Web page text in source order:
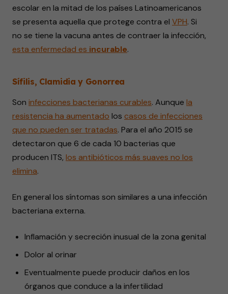
escolar en la mitad de los países Latinoamericanos
se presenta aquella que protege contra el VPH. Si
no se tiene la vacuna antes de contraer la infección,
esta enfermedad es incurable.
Sífilis, Clamidia y Gonorrea
Son infecciones bacterianas curables. Aunque la
resistencia ha aumentado los casos de infecciones
que no pueden ser tratadas. Para el año 2015 se
detectaron que 6 de cada 10 bacterias que
producen ITS, los antibióticos más suaves no los
elimina.
En general los síntomas son similares a una infección
bacteriana externa.
Inflamación y secreción inusual de la zona genital
Dolor al orinar
Eventualmente puede producir daños en los
órganos que conduce a la infertilidad